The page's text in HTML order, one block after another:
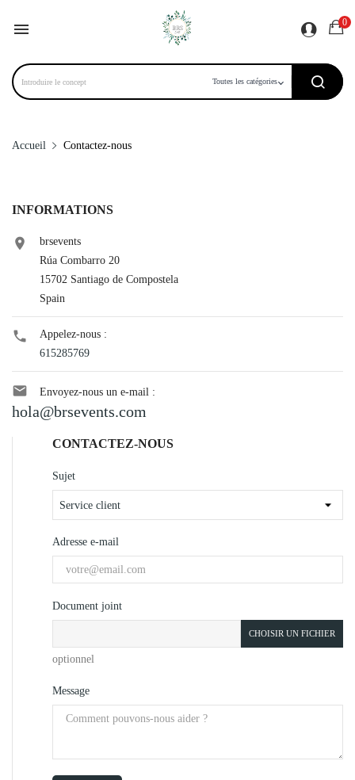
 0
Accueil Contactez-nous
INFORMATIONS

brsevents
Rúa Combarro 20
15702 Santiago de Compostela
Spain

Appelez-nous :
615285769
 Envoyez-nous un e-mail :
hola@brsevents.com
CONTACTEZ-NOUS
Sujet
Adresse e-mail
Document joint
CHOISIR UN FICHIER
optionnel
Message